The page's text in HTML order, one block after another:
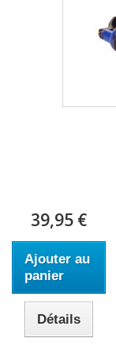
39,95 €
Ajouter au
panier
Détails